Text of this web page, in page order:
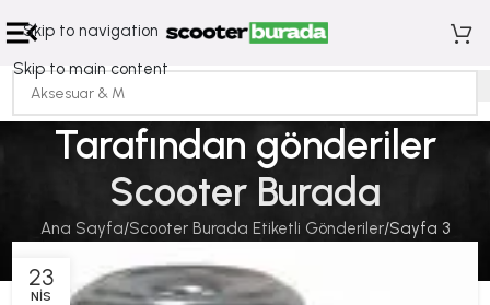
Skip to navigation
Skip to main content
Tarafından gönderiler
Scooter Burada
Ana Sayfa Scooter Burada Etiketli Gönderiler Sayfa 3
23
NIS